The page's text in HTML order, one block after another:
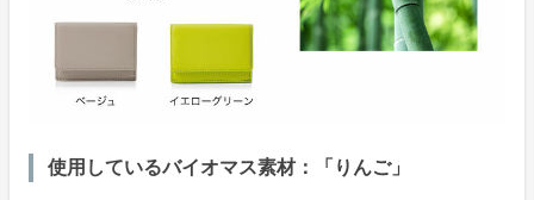
使用しているバイオマス素材：「りんご」